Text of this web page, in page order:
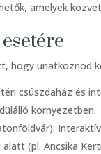
amelyek
hogy unatkoznod
csúszdaház és
környezetben.
(pl. Ancsika